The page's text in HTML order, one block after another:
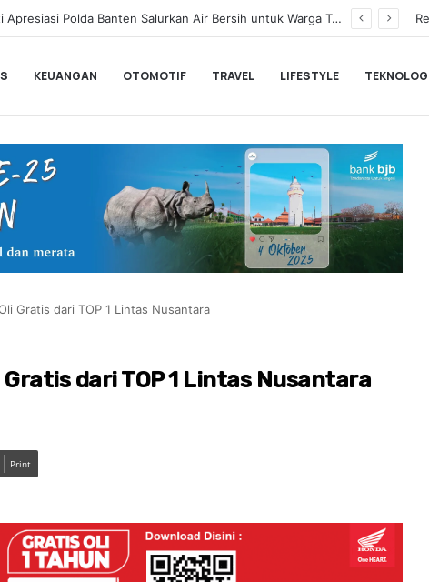
Gubernur Banten Andra Soni Lepas Tim Banteng Banten ke Turnamen Nasional Soekarno Cup
KEUANGAN OTOMOTIF TRAVEL LIFESTYLE
Gratis dari TOP 1 Lintas Nusantara
dari TOP 1 Lintas Nusantara
Print